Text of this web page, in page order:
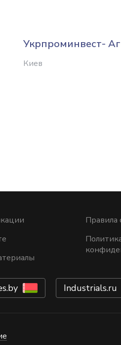
Укрпроминвест-
Киев
Правила
Industrials.ru